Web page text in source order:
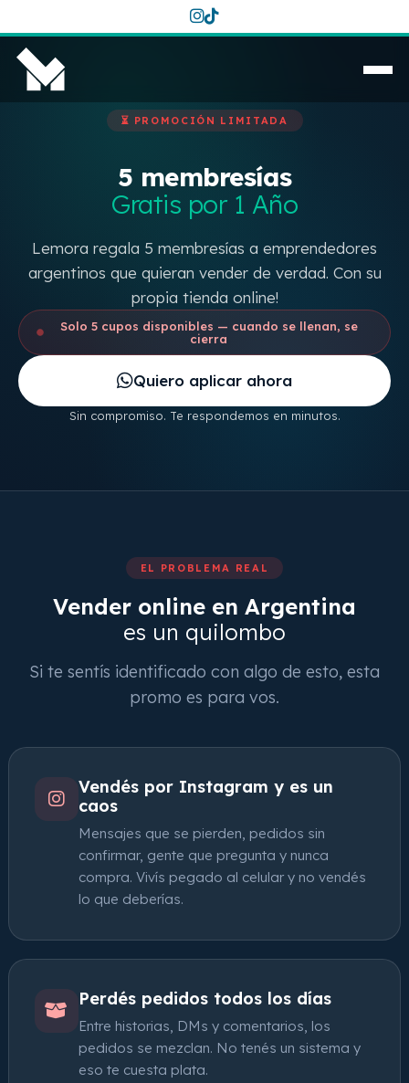
⏳ PROMOCIÓN LIMITADA
5 membresías
Gratis por 1 Año
Lemora regala 5 membresías a emprendedores
argentinos que quieran vender de verdad. Con su
propia tienda online!
Solo 5 cupos disponibles — cuando se llenan, se
cierra
Quiero aplicar ahora
Sin compromiso. Te respondemos en minutos.
EL PROBLEMA REAL
Vender online en Argentina
es un quilombo
Si te sentís identificado con algo de esto, esta
promo es para vos.
Vendés por Instagram y es un
caos
Mensajes que se pierden, pedidos sin
confirmar, gente que pregunta y nunca
compra. Vivís pegado al celular y no vendés
lo que deberías.
Perdés pedidos todos los días
Entre historias, DMs y comentarios, los
pedidos se mezclan. No tenés un sistema y
eso te cuesta plata.